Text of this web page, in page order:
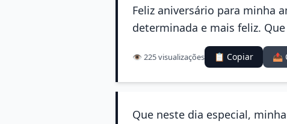
Feliz aniversário para minha
determinada e mais feliz.
👁️ 225 visualizações 📋 Copiar 📤
Que neste dia especial,